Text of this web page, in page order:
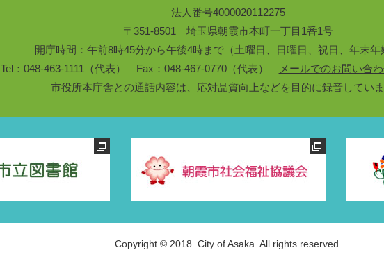
法人番号4000020112275
〒351-8501 埼玉県朝霞市本町一丁目1番1号
開庁時間：午前8時45分から午後4時まで（土曜日、日曜日、祝日、年末年
Tel：048-463-1111（代表） Fax：048-467-0770（代表）
メールでのお問い合
市役所本庁舎との通話内容は、応対品質向上などを目的に録音していま
Copyright © 2018. City of Asaka. All rights reserved.